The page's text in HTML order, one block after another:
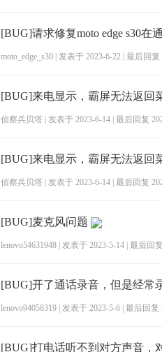
moto_edge_s30 发表于 2023-6-22 最后回复
[BUG]来电显示，霸屏无法返回
侦察兵贝塔 发表于 2023-6-14 最后回复
[BUG]来电显示，霸屏无法返回
侦察兵贝塔 发表于 2023-6-14 最后回复
[BUG]麦克风问题
lenovo54631948 发表于 2023-5-14 最后回
[BUG]开了通话录音，但是经常
lenovo94058319 发表于 2023-5-6 最后回复